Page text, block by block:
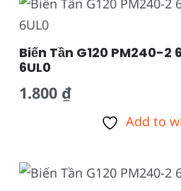
Biến Tần G120 PM240-2
6UL0
1.800 ₫
Add to